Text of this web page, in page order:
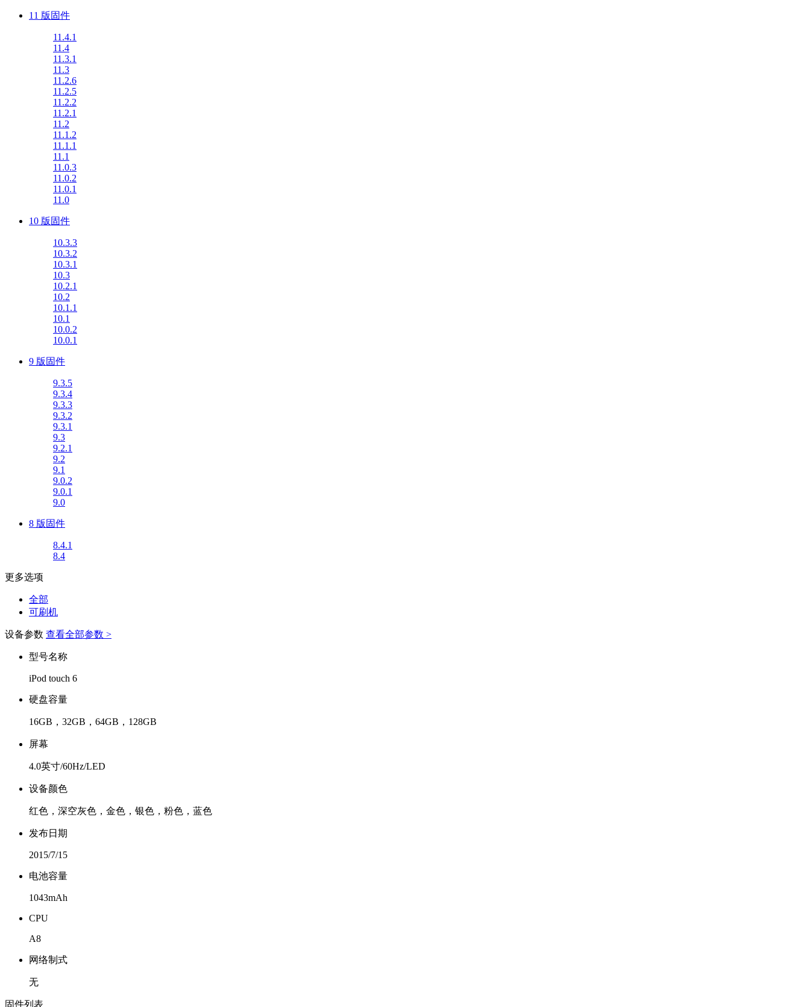
11 版固件
11.4.1
11.4
11.3.1
11.3
11.2.6
11.2.5
11.2.2
11.2.1
11.2
11.1.2
11.1.1
11.1
11.0.3
11.0.2
11.0.1
11.0
10 版固件
10.3.3
10.3.2
10.3.1
10.3
10.2.1
10.2
10.1.1
10.1
10.0.2
10.0.1
9 版固件
9.3.5
9.3.4
9.3.3
9.3.2
9.3.1
9.3
9.2.1
9.2
9.1
9.0.2
9.0.1
9.0
8 版固件
8.4.1
8.4
更多选项
全部
可刷机
设备参数 查看全部参数 >
型号名称
iPod touch 6
硬盘容量
16GB，32GB，64GB，128GB
屏幕
4.0英寸/60Hz/LED
设备颜色
红色，深空灰色，金色，银色，粉色，蓝色
发布日期
2015/7/15
电池容量
1043mAh
CPU
A8
网络制式
无
固件列表